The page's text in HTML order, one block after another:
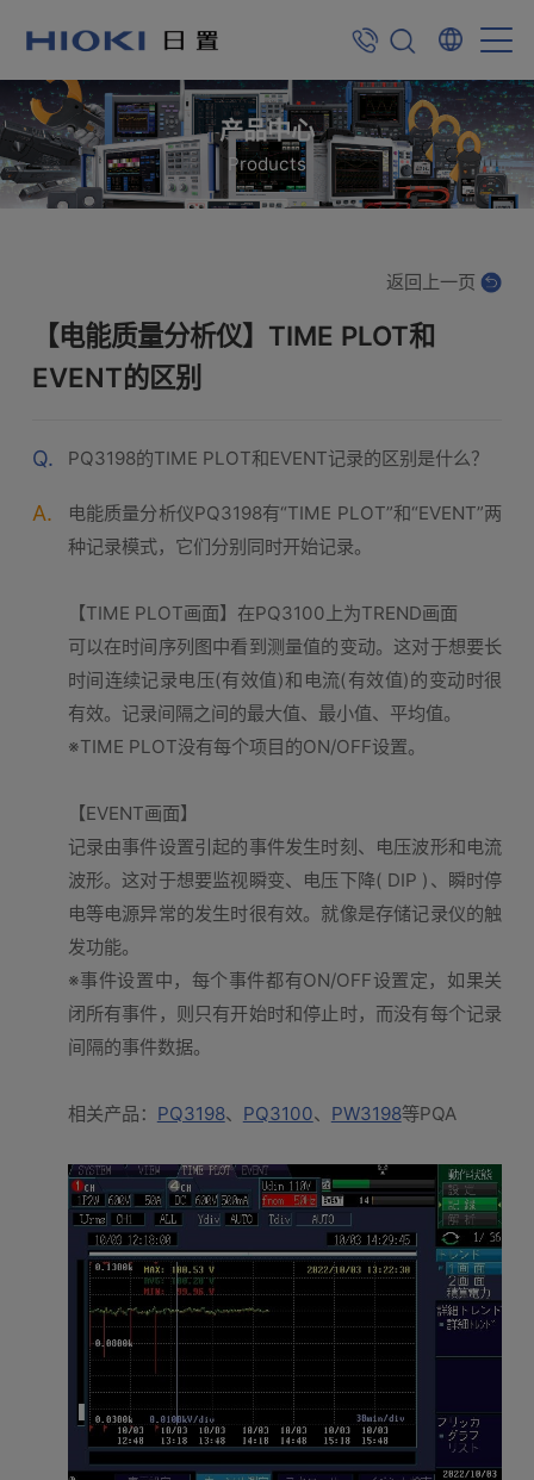
产品中心
Products
【电能质量分析仪】TIME PLOT和
EVENT的区别
返回上一页
Q. PQ3198的TIME PLOT和EVENT记录的区别是什么？
A.
电能质量分析仪PQ3198有“TIME PLOT”和“EVENT”两
种记录模式，它们分别同时开始记录。
【TIME PLOT画面】在PQ3100上为TREND画面
可以在时间序列图中看到测量值的变动。这对于想要长
时间连续记录电压(有效值)和电流(有效值)的变动时很
有效。记录间隔之间的最大值、最小值、平均值。
※TIME PLOT没有每个项目的ON/OFF设置。
【EVENT画面】
记录由事件设置引起的事件发生时刻、电压波形和电流
波形。这对于想要监视瞬变、电压下降( DIP )、瞬时停
电等电源异常的发生时很有效。就像是存储记录仪的触
发功能。
※事件设置中，每个事件都有ON/OFF设置定，如果关
闭所有事件，则只有开始时和停止时，而没有每个记录
间隔的事件数据。
相关产品： PQ3198、 PQ3100、 PW3198等PQA